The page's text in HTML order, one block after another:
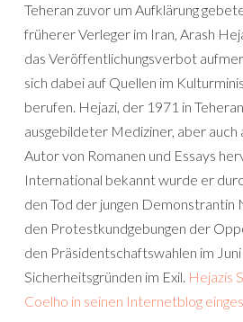
Teheran zuvor um Aufklärung
früherer Verleger im Iran, Arash
das Veröffentlichungsverbot
sich dabei auf Quellen im
berufen. Hejazi, der 1971 in
ausgebildeter Mediziner, aber auch
Autor von Romanen und Essays
International bekannt wurde er
den Tod der jungen Demonstrantin
den Protestkundgebungen der
den Präsidentschaftswahlen im
Sicherheitsgründen im Exil. Hejazis
Coelho in seinen Internetblog